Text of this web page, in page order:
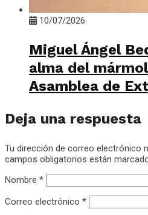
10/07/2026
Miguel Ángel
alma del
Asamblea de
Deja una respuesta
Tu dirección de correo electrónico
campos obligatorios están
Nombre *
Correo electrónico *